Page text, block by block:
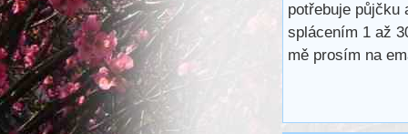
potřebuje půjčku
splácením 1 až
mě prosím na